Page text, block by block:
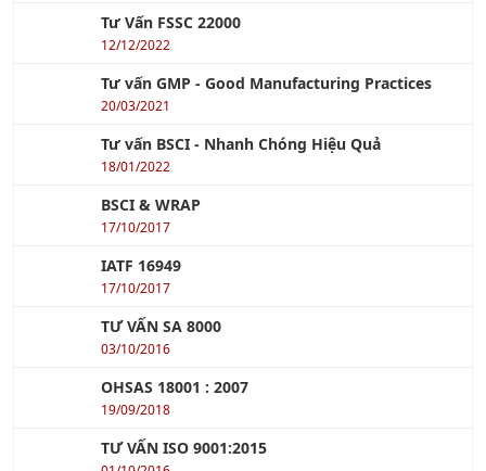
Khóa học Quản lý Dự Án Xây Dựng
Xem tiếp »